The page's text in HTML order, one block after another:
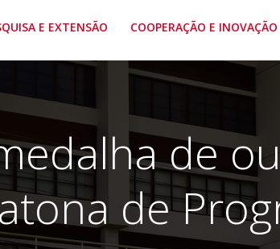
E EXTENSÃO COOPERAÇÃO E INOVAÇÃO
de
de